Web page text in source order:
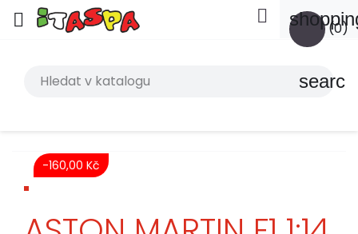
 (0)

search
-160,00 Kč